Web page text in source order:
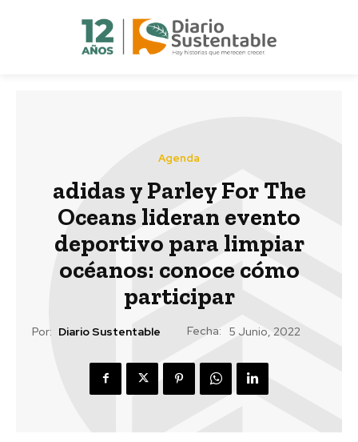
Agenda
adidas y Parley For The
Oceans lideran evento
deportivo para limpiar
océanos: conoce cómo
participar
Por: Diario Sustentable Fecha: 5 Junio, 2022